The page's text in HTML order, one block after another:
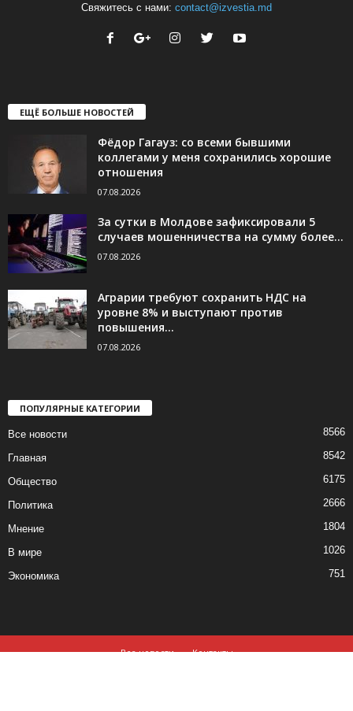
Свяжитесь с нами: contact@izvestia.md
ЕЩЁ БОЛЬШЕ НОВОСТЕЙ
Фёдор Гагауз: со всеми бывшими
коллегами у меня сохранились хорошие
отношения
07.08.2026
За сутки в Молдове зафиксировали 5
случаев мошенничества на сумму более...
07.08.2026
Аграрии требуют сохранить НДС на
уровне 8% и выступают против
повышения...
07.08.2026
ПОПУЛЯРНЫЕ КАТЕГОРИИ
Все новости 8566
Главная 8542
Общество 6175
Политика 2666
Мнение 1804
В мире 1026
Экономика 751
Все новости
Контакты